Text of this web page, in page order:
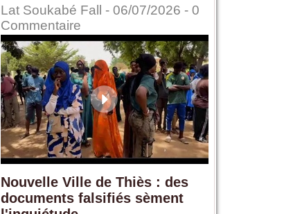
Lat Soukabé Fall - 06/07/2026 - 0
Commentaire
Nouvelle Ville de Thiès : des
documents falsifiés sèment